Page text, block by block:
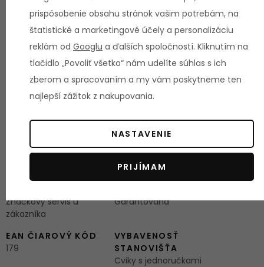
rozmery (d × š × v): 150 × 68 × 127 cm
rozmer balenia (d × š × v):
určené pre domáce a komerčné využitie
záručná doba: 2 roky, servis u zákazníka
Parametre
HMOTNOSŤ STROJA
DĹŽKA STROJA
150 cm
ŠÍRKA STROJA
VÝŠKA STROJA
127 cm
Značkový servis u
zákazníka
Garantovaná
EAN ČIAROVÝ KÓD
179
VYBAVENOSŤ
STANOVIŠŤA
Cviky s jednoručkami
prispôsobenie obsahu stránok vašim potrebám, na
štatistické a marketingové účely a personalizáciu
reklám od Googlu a ďalších spoločností. Kliknutím na
tlačidlo „Povoliť všetko“ nám udelíte súhlas s ich
zberom a spracovaním a my vám poskytneme ten
najlepší zážitok z nakupovania.
NASTAVENIE
PRIJÍMAM